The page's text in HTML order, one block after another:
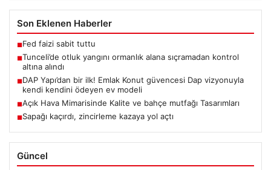
Son Eklenen Haberler
■Fed faizi sabit tuttu
■Tunceli’de otluk yangını ormanlık alana sıçramadan kontrol
altına alındı
■DAP Yapı’dan bir ilk! Emlak Konut güvencesi Dap vizyonuyla
kendi kendini ödeyen ev modeli
■Açık Hava Mimarisinde Kalite ve bahçe mutfağı Tasarımları
■Sapağı kaçırdı, zincirleme kazaya yol açtı
Güncel